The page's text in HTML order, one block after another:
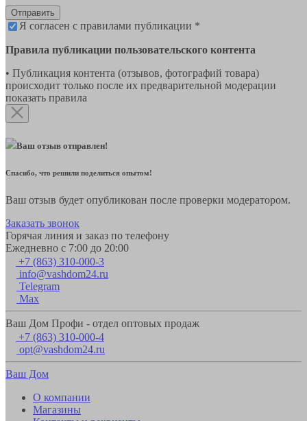
Отправить
Я согласен с правилами публикации *
Правила публикации пользовательского контента
• Публикация контента (отзывов, фотографий товара)
происходит только после их предварительной модерации
показать правила
Ваш отзыв отправлен!
Спасибо, что решили поделиться опытом!
Ваш отзыв будет опубликован после проверки модератором.
Заказать звонок
Горячая линия и заказ по телефону
Ежедневно с 7:00 до 20:00
+7 (863) 310-000-3
info@vashdom24.ru
Telegram
Max
Ваш Дом Профи - отдел оптовых продаж
+7 (863) 310-000-4
opt@vashdom24.ru
Ваш Дом
О компании
Магазины